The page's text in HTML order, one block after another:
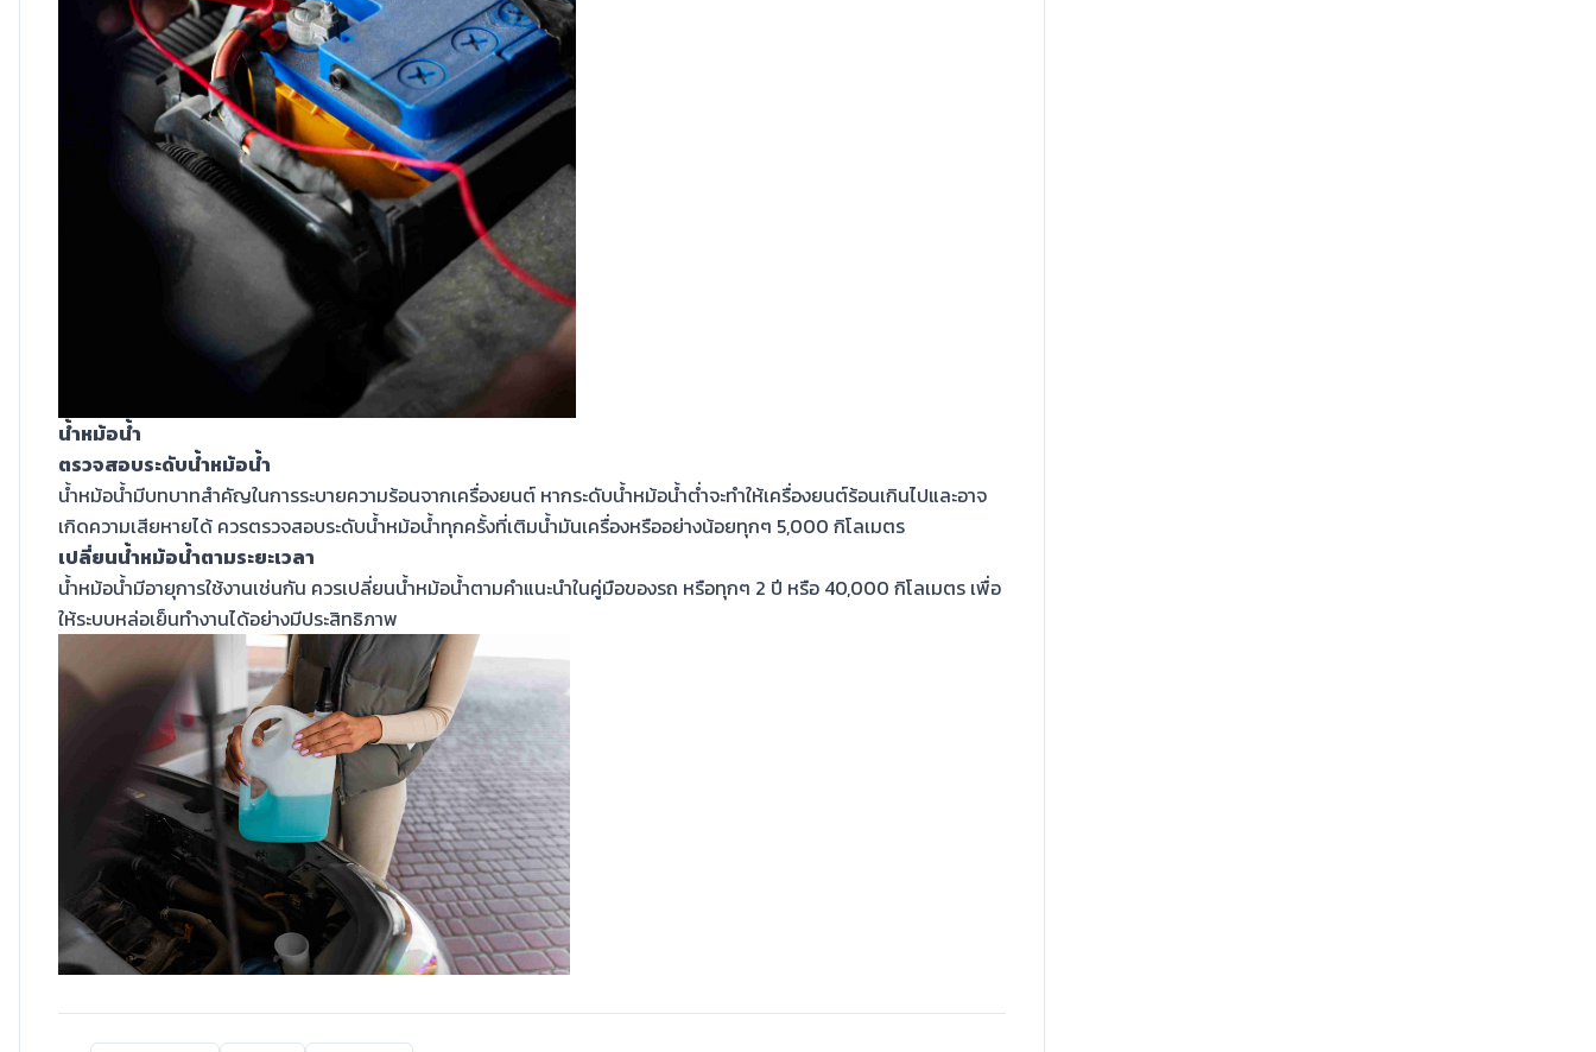
น้ำหม้อน้ำ
ตรวจสอบระดับน้ำหม้อน้ำ
น้ำหม้อน้ำมีบทบาทสำคัญในการระบายความร้อนจากเครื่องยนต์ หากระดับน้ำหม้อน้ำต่ำจะทำให้เครื่องยนต์ร้อนเกินไปและอาจ
เกิดความเสียหายได้ ควรตรวจสอบระดับน้ำหม้อน้ำทุกครั้งที่เติมน้ำมันเครื่องหรืออย่างน้อยทุกๆ 5,000 กิโลเมตร
เปลี่ยนน้ำหม้อน้ำตามระยะเวลา
น้ำหม้อน้ำมีอายุการใช้งานเช่นกัน ควรเปลี่ยนน้ำหม้อน้ำตามคำแนะนำในคู่มือของรถ หรือทุกๆ 2 ปี หรือ 40,000 กิโลเมตร เพื่อ
ให้ระบบหล่อเย็นทำงานได้อย่างมีประสิทธิภาพ